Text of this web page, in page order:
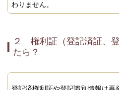
わりません。
２ 権利証（登記済証、
たら？